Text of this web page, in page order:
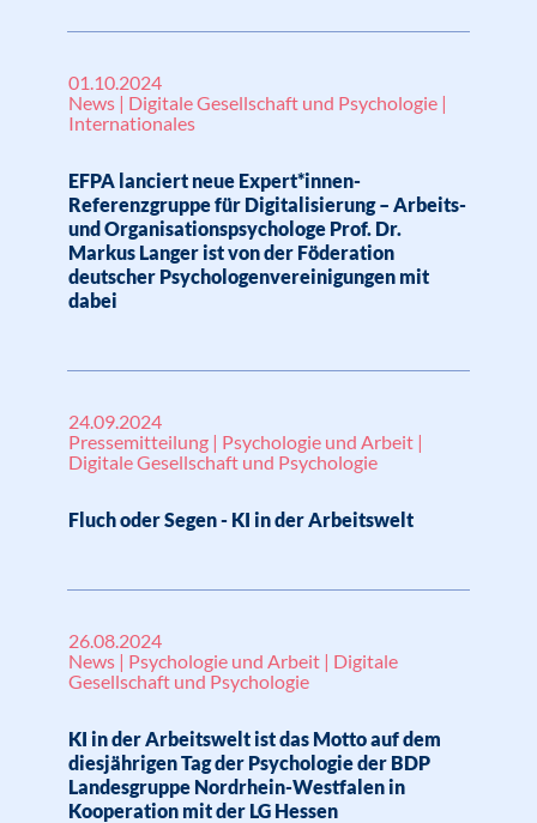
01.10.2024
News | Digitale Gesellschaft und Psychologie |
Internationales
EFPA lanciert neue Expert*innen-
Referenzgruppe für Digitalisierung – Arbeits-
und Organisationspsychologe Prof. Dr.
Markus Langer ist von der Föderation
deutscher Psychologenvereinigungen mit
dabei
24.09.2024
Pressemitteilung | Psychologie und Arbeit |
Digitale Gesellschaft und Psychologie
Fluch oder Segen - KI in der Arbeitswelt
26.08.2024
News | Psychologie und Arbeit | Digitale
Gesellschaft und Psychologie
KI in der Arbeitswelt ist das Motto auf dem
diesjährigen Tag der Psychologie der BDP
Landesgruppe Nordrhein-Westfalen in
Kooperation mit der LG Hessen